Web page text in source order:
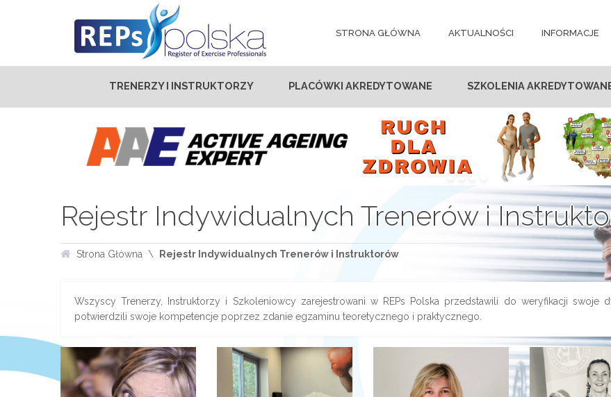
STRONA GŁÓWNA AKTUALNOŚCI INFORMACJE
TRENERZY I INSTRUKTORZY PLACÓWKI AKREDYTOWANE SZKOLENIA
Rejestr Indywidualnych Trenerów i
Strona Główna Rejestr Indywidualnych Trenerów i Instruktorów
Wszyscy Trenerzy, Instruktorzy i Szkoleniowcy zarejestrowani w REPs Polska przedstawili do weryfikacji
potwierdzili swoje kompetencje poprzez zdanie egzaminu teoretycznego i praktycznego.